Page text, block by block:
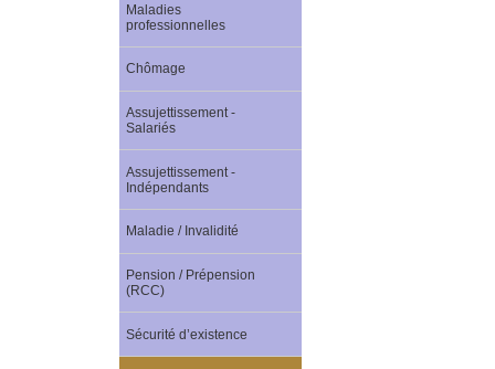
Maladies
professionnelles
Chômage
Assujettissement -
Salariés
Assujettissement -
Indépendants
Maladie / Invalidité
Pension / Prépension
(RCC)
Sécurité d’existence